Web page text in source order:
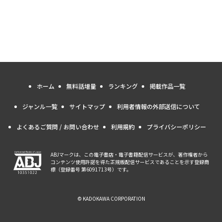
ホーム 無料話増量 ランキング 掲載作品一覧
ジャンル一覧 サイトマップ 利用者情報の外部送信について
よくあるご質問 / お問い合わせ 利用規約 プライバシーポリシー
ABJマークは、この電子書店・電子書籍配信サービスが、著作権者から
コンテンツ使用許諾を得た正規版配信サービスであることを示す登録商
標（登録番号 第6091713号）です。
© KADOKAWA CORPORATION